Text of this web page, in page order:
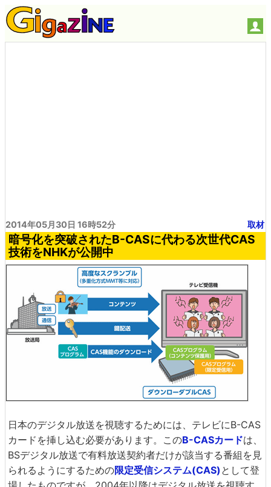
2014年05月30日 16時52分 取材
暗号化を突破されたB-CASに代わる次世代CAS
技術をNHKが公開中
日本のデジタル放送を視聴するためには、テレビにB-CAS
カードを挿し込む必要があります。このB-CASカードは、
BSデジタル放送で有料放送契約者だけが該当する番組を見
られるようにするための限定受信システム(CAS) として登